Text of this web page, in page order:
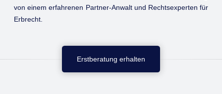
von einem erfahrenen Partner-Anwalt und Rechtsexperten für
Erbrecht.
Erstberatung erhalten